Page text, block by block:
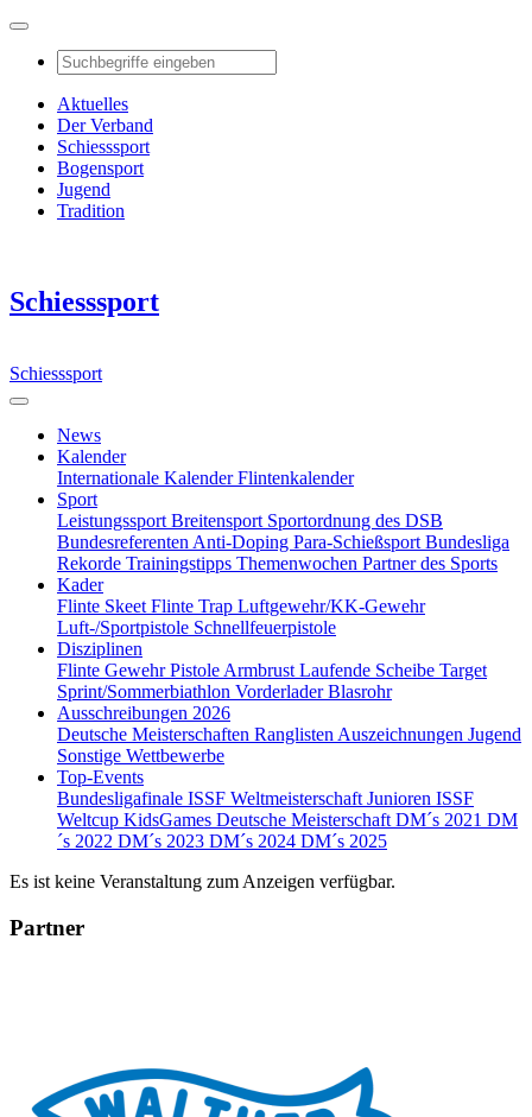
Aktuelles
Der Verband
Schiesssport
Bogensport
Jugend
Tradition
Schiesssport
Schiesssport
News
Kalender
Internationale KalenderFlintenkalender
Sport
Leistungssport Breitensport Sportordnung des DSB
Bundesreferenten Anti-Doping Para-Schießsport Bundesliga
Rekorde Trainingstipps Themenwochen Partner des Sports
Kader
Flinte Skeet Flinte Trap Luftgewehr/KK-Gewehr
Luft-/Sportpistole Schnellfeuerpistole
Disziplinen
Flinte GewehrPistole Armbrust Laufende Scheibe Target
Sprint/Sommerbiathlon VorderladerBlasrohr
Ausschreibungen 2026
Deutsche Meisterschaften Ranglisten Auszeichnungen Jugend
Sonstige Wettbewerbe
Top-Events
Bundesligafinale ISSF Weltmeisterschaft Junioren ISSF
Weltcup KidsGames Deutsche Meisterschaft DM´s 2021 DM
´s 2022 DM´s 2023 DM´s 2024 DM´s 2025
Es ist keine Veranstaltung zum Anzeigen verfügbar.
Partner